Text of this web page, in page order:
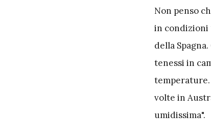
Non penso
in condizioni
della
tenessi in
temperature.
volte in
umidissima".